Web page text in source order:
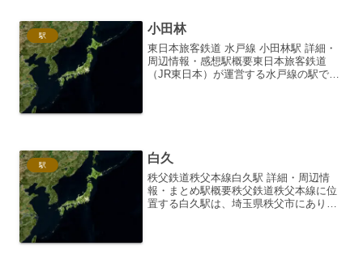
駅 小田林
東日本旅客鉄道 水戸線 小田林駅 詳細・
周辺情報・感想駅概要東日本旅客鉄道
（JR東日本）が運営する水戸線の駅であ
駅 白久
秩父鉄道秩父本線白久駅 詳細・周辺情
報・まとめ駅概要秩父鉄道秩父本線に位
置する白久駅は、埼玉県秩父市にありま